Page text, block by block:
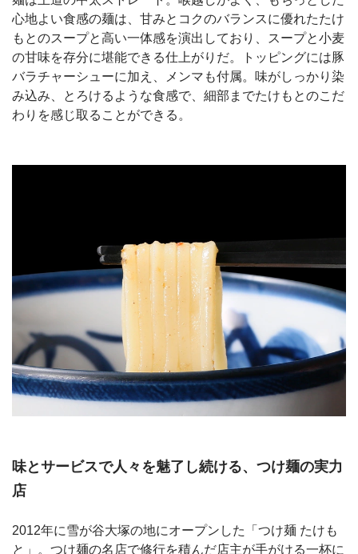
心地よい食感の麺は、甘みとコクのバランスに優れたたけ
もとのスープと高い一体感を演出しており、スープと小麦
の甘味を存分に堪能できる仕上がりだ。トッピングには豚
バラチャーシューに加え、メンマも付属。味がしっかり染
み込み、とろけるような食感で、細部までたけもとのこだ
わりを感じ取ることができる。
味とサービスで人々を魅了し続ける、つけ麺の実力
店
2012年に雪が谷大塚の地にオープンした「つけ麺 たけも
と」。つけ麺の名店で修行を積んだ店主が手がける一杯に